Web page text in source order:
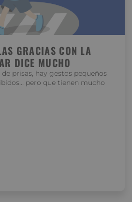
GRACIAS CON LA
DICE MUCHO
prisas, hay gestos pequeños
pero que tienen mucho